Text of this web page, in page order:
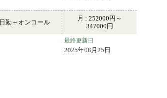
日勤＋オンコール
月 : 252000円～
347000円
最終更新日
2025年08月25日